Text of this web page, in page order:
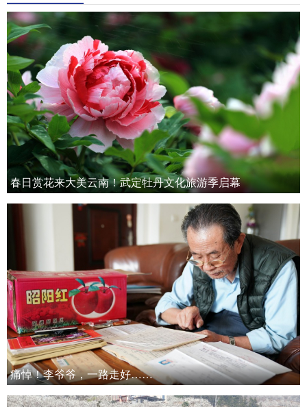
春日赏花来大美云南！武定牡丹文化旅游季启幕
痛悼！李爷爷，一路走好……